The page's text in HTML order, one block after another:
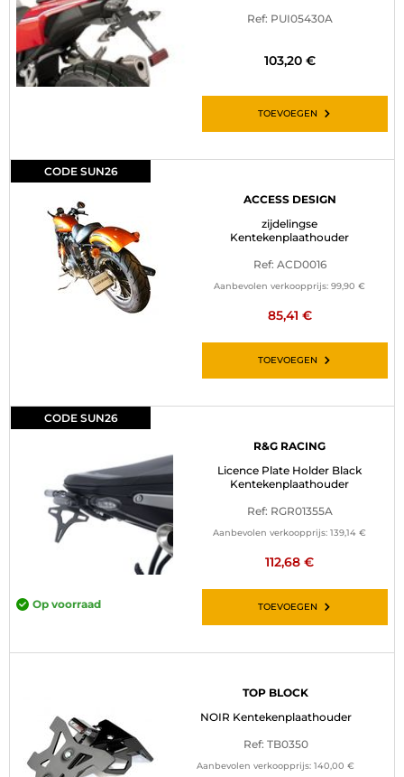
Ref: PUI05430A
103,20 €
TOEVOEGEN
CODE SUN26
ACCESS DESIGN
zijdelingse
Kentekenplaathouder
Ref: ACD0016
Aanbevolen verkoopprijs: 99,90 €
85,41 €
TOEVOEGEN
CODE SUN26
R&G RACING
Licence Plate Holder Black
Kentekenplaathouder
Ref: RGR01355A
Aanbevolen verkoopprijs: 139,14 €
112,68 €
Op voorraad TOEVOEGEN
TOP BLOCK
NOIR Kentekenplaathouder
Ref: TB0350
Aanbevolen verkoopprijs: 140,00 €